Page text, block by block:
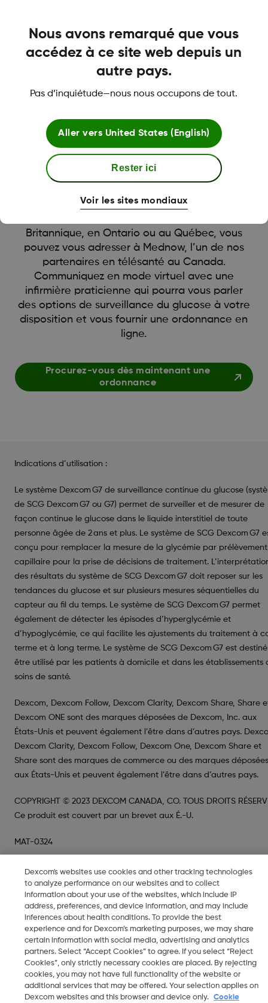
Procurez-vous une ordonnance
dès aujourd’hui pour votre
enfant
Si vous ne pouvez pas consulter rapidement le
professionnel de la santé de votre enfant,
diverses solutions en télésanté au Canada
peuvent être en mesure de vous aider dès
Britannique, en Ontario ou au Québec, vous
pouvez vous adresser à Mednow, l’un de nos
partenaires en télésanté au Canada.
Communiquez en mode virtuel avec une
infirmière praticienne qui pourra vous parler
des options de surveillance du glucose à votre
disposition et vous fournir une ordonnance en
ligne.
Procurez-vous dès maintenant une
ordonnance
Indications d’utilisation :
Le système Dexcom G7 de surveillance continue du glucose
de SCG Dexcom G7 ou G7) permet de surveiller et de mesurer de
façon continue le glucose dans le liquide interstitiel de toute
personne âgée de 2 ans et plus. Le système de SCG Dexcom G7
conçu pour remplacer la mesure de la glycémie par prélèvement
capillaire pour la prise de décisions de traitement.
des résultats du système de SCG Dexcom G7 doit reposer sur les
tendances du glucose et sur plusieurs mesures séquentielles du
capteur au fil du temps. Le système de SCG Dexcom G7 permet
également de détecter les épisodes d’hyperglycémie et
d’hypoglycémie, ce qui facilite les ajustements du traitement à
terme et à long terme. Le système de SCG Dexcom G7 est
être utilisé par les patients à domicile et dans les établissements
soins de santé.
Dexcom, Dexcom Follow, Dexcom Clarity, Dexcom Share, Share
Dexcom ONE sont des marques déposées de Dexcom, Inc. aux
États-Unis et peuvent également l’être dans d’autres pays.
Dexcom Clarity, Dexcom Follow, Dexcom One, Dexcom Share et
Share sont des marques de commerce ou des marques déposées
aux États-Unis et peuvent également l’être dans d’autres pays.
COPYRIGHT © 2023 DEXCOM CANADA, CO. TOUS DROITS
Ce produit est couvert par un brevet aux É.-U.
MAT-0324
Dexcom's websites use cookies and other tracking technologies
to analyze performance on our websites and to collect
information about your use of the websites, which include IP
address, preferences, and device information, and may include
inferences about health conditions. To provide the best
experience and for Dexcom’s marketing purposes, we may share
certain information with social media, advertising and analytics
partners. Select “Accept Cookies” to agree. If you select “Reject
Cookies”, only strictly necessary cookies are placed. By rejecting
cookies, you may not have full functionality of the website or
additional services that may be offered. Your selection applies on
Dexcom websites and this browser and device only.
Cookie
Nous avons remarqué que vous
accédez à ce site web depuis un
autre pays.
Pas d’inquiétude—nous nous occupons de tout.
Aller vers United States (English)
Rester ici
Voir les sites mondiaux